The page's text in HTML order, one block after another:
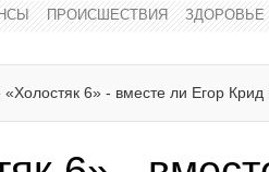
ПРОИСШЕСТВИЯ ЗДОРОВЬЕ
«Холостяк 6» - вместе ли Егор